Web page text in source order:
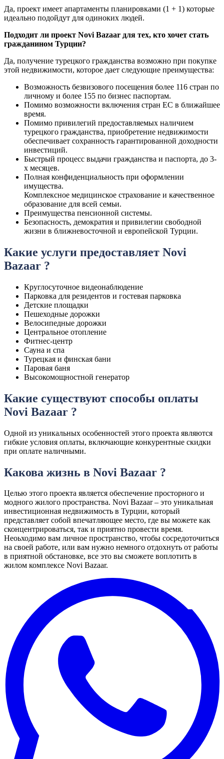
Да, проект имеет апартаменты планировками (1 + 1) которые
идеально подойдут для одиноких людей.
Подходит ли проект Novi Bazaar для тех, кто хочет стать
гражданином Турции?
Да, получение турецкого гражданства возможно при покупке
этой недвижимости, которое дает следующие преимущества:
Возможность безвизового посещения более 116 стран по
личному и более 155 по бизнес паспортам.
Помимо возможности включения стран ЕС в ближайшее
время.
Помимо привилегий предоставляемых наличием
турецкого гражданства, приобретение недвижимости
обеспечивает сохранность гарантированной доходности
инвестиций.
Быстрый процесс выдачи гражданства и паспорта, до 3-
х месяцев.
Полная конфиденциальность при оформлении
имущества.
Комплексное медицинское страхование и качественное
образование для всей семьи.
Преимущества пенсионной системы.
Безопасность, демократия и привилегии свободной
жизни в ближневосточной и европейской Турции.
Какие услуги предоставляет Novi
Bazaar ?
Круглосуточное видеонаблюдение
Парковка для резидентов и гостевая парковка
Детские площадки
Пешеходные дорожки
Велосипедные дорожки
Центральное отопление
Фитнес-центр
Сауна и спа
Турецкая и финская бани
Паровая баня
Высокомощностной генератор
Какие существуют способы оплаты
Novi Bazaar ?
Одной из уникальных особенностей этого проекта являются
гибкие условия оплаты, включающие конкурентные скидки
при оплате наличными.
Какова жизнь в Novi Bazaar ?
Целью этого проекта является обеспечение просторного и
модного жилого пространства. Novi Bazaar – это уникальная
инвестиционная недвижимость в Турции, который
представляет собой впечатляющее место, где вы можете как
сконцентрироваться, так и приятно провести время.
Неоьходимо вам личное пространство, чтобы сосредоточиться
на своей работе, или вам нужно немного отдохнуть от работы
в приятной обстановке, все это вы сможете воплотить в
жилом комплексе Novi Bazaar.